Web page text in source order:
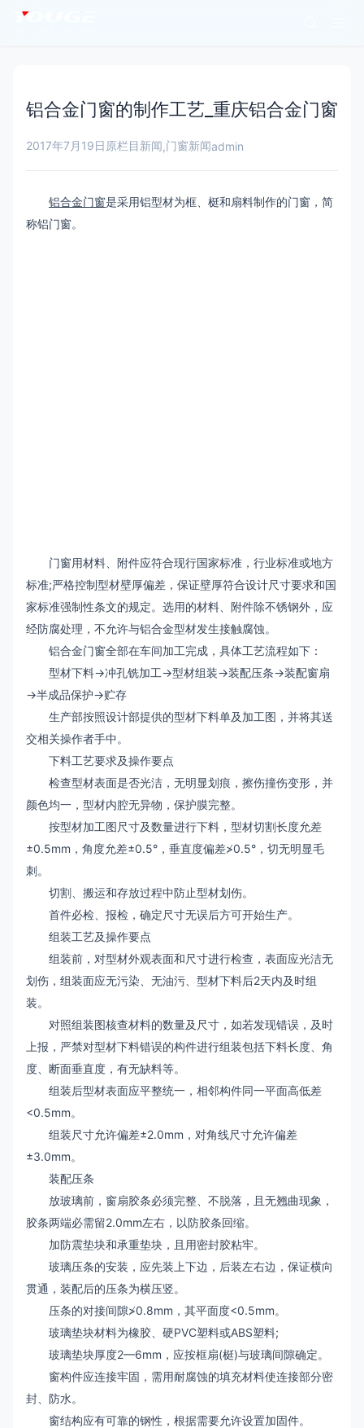
铝合金门窗的制作工艺_重庆铝合金门窗
2017年7月19日 原栏目新闻,门窗新闻admin
铝合金门窗是采用铝型材为框、梃和扇料制作的门窗，简
称铝门窗。
门窗用材料、附件应符合现行国家标准，行业标准或地方
标准;严格控制型材壁厚偏差，保证壁厚符合设计尺寸要求和国
家标准强制性条文的规定。选用的材料、附件除不锈钢外，应
经防腐处理，不允许与铝合金型材发生接触腐蚀。
铝合金门窗全部在车间加工完成，具体工艺流程如下：
型材下料→冲孔铣加工→型材组装→装配压条→装配窗扇
→半成品保护→贮存
生产部按照设计部提供的型材下料单及加工图，并将其送
交相关操作者手中。
下料工艺要求及操作要点
检查型材表面是否光洁，无明显划痕，擦伤撞伤变形，并
颜色均一，型材内腔无异物，保护膜完整。
按型材加工图尺寸及数量进行下料，型材切割长度允差
±0.5mm，角度允差±0.5°，垂直度偏差≯0.5°，切无明显毛
刺。
切割、搬运和存放过程中防止型材划伤。
首件必检、报检，确定尺寸无误后方可开始生产。
组装工艺及操作要点
组装前，对型材外观表面和尺寸进行检查，表面应光洁无
划伤，组装面应无污染、无油污、型材下料后2天内及时组
装。
对照组装图核查材料的数量及尺寸，如若发现错误，及时
上报，严禁对型材下料错误的构件进行组装包括下料长度、角
度、断面垂直度，有无缺料等。
组装后型材表面应平整统一，相邻构件同一平面高低差
<0.5mm。
组装尺寸允许偏差±2.0mm，对角线尺寸允许偏差
±3.0mm。
装配压条
放玻璃前，窗扇胶条必须完整、不脱落，且无翘曲现象，
胶条两端必需留2.0mm左右，以防胶条回缩。
加防震垫块和承重垫块，且用密封胶粘牢。
玻璃压条的安装，应先装上下边，后装左右边，保证横向
贯通，装配后的压条为横压竖。
压条的对接间隙≯0.8mm，其平面度<0.5mm。
玻璃垫块材料为橡胶、硬PVC塑料或ABS塑料;
玻璃垫块厚度2—6mm，应按框扇(梃)与玻璃间隙确定。
窗构件应连接牢固，需用耐腐蚀的填充材料使连接部分密
封、防水。
窗结构应有可靠的钢性，根据需要允许设置加固件。